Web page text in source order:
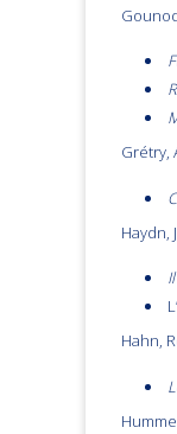
Grétry,
Haydn,
Hahn,